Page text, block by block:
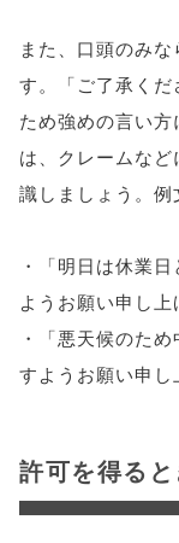
また、口頭のみ
す。「ご了承く
ため強めの言い
は、クレームな
識しましょう。例
・「明日は休業
ようお願い申し上
・「悪天候のた
すようお願い申し
許可を得る